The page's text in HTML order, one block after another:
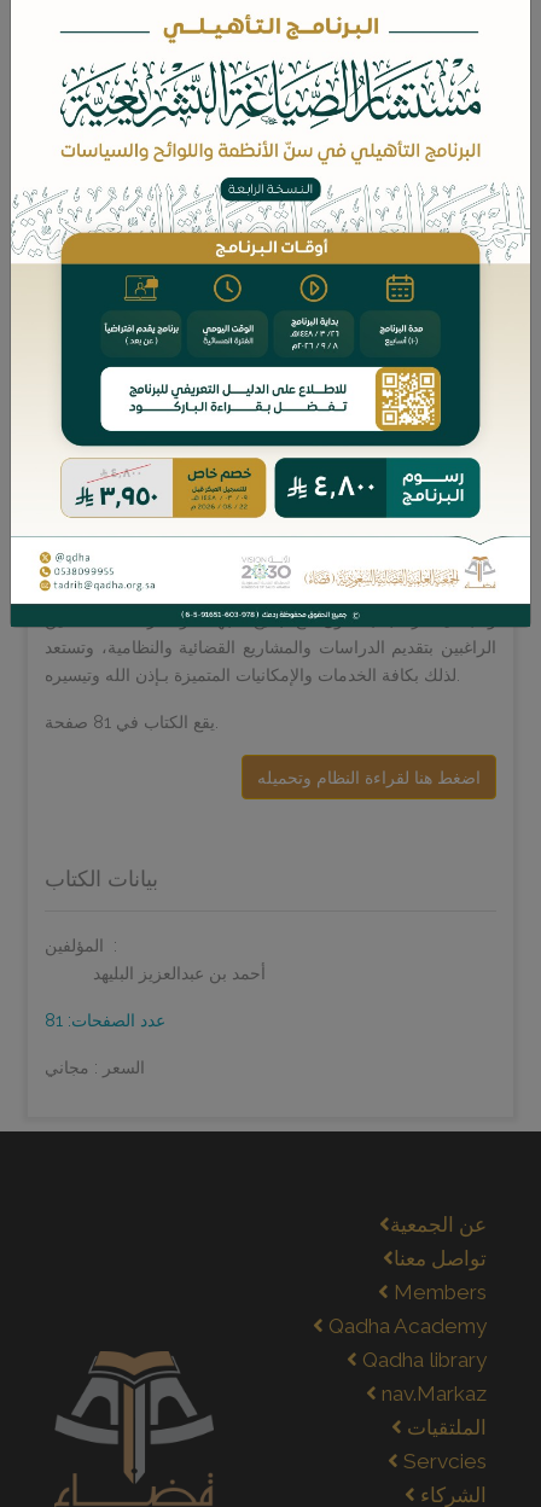
تشرُف الجمعية العلمية القضائية السعودية (قضاء) -ضمن سلسلة
الأنظمة التي تعمل على إخراجها- أن تصافح أياديكم الكريمة بهذه
النسخة المميزة من نظام المحاماة ولوائحه التنفيذية وقواعد
السلوك المهني للمحامين مع الفهارس، وترجو أن تكون مساندة
ولا يفوتنا بهذه المناسبة شكر من اعتنى بهذا الملف وفهرسته
وتقديمه إلى الجمعية لإخراجه ونشره؛ وهو الأستاذ/ أحمد بن
والجمعية ترحب بالتعاون مع جميع الجهات والأفراد المتخصصين
الراغبين بتقديم الدراسات والمشاريع القضائية والنظامية، وتستعد
اضغط هنا لقراءة النظام وتحميله
بيانات الكتاب
المؤلفين:
أحمد بن عبدالعزيز البليهد
عدد الصفحات: 81
السعر : مجاني
عن الجمعية
تواصل معنا
Members
Qadha Academy
Qadha library
nav.Markaz
الملتقيات
Servcies
الشركاء